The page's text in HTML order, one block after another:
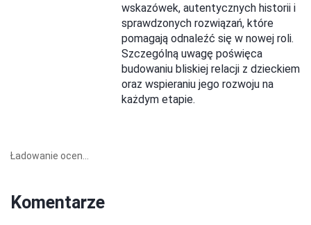
wskazówek, autentycznych historii i
sprawdzonych rozwiązań, które
pomagają odnaleźć się w nowej roli.
Szczególną uwagę poświęca
budowaniu bliskiej relacji z dzieckiem
oraz wspieraniu jego rozwoju na
każdym etapie.
Ładowanie ocen...
Komentarze